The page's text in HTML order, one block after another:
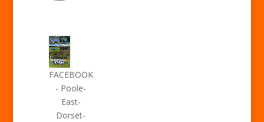
FACEBOOK
- Poole-
East-
Dorset-